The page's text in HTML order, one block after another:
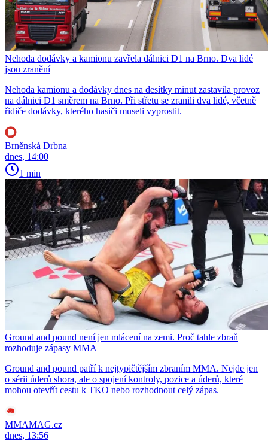
Nehoda dodávky a kamionu zavřela dálnici D1 na Brno. Dva lidé
jsou zranění
Nehoda kamionu a dodávky dnes na desítky minut zastavila provoz
na dálnici D1 směrem na Brno. Při střetu se zranili dva lidé, včetně
řidiče dodávky, kterého hasiči museli vyprostit.
Brněnská Drbna
dnes, 14:00
1 min
Ground and pound není jen mlácení na zemi. Proč tahle zbraň
rozhoduje zápasy MMA
Ground and pound patří k nejtypičtějším zbraním MMA. Nejde jen
o sérii úderů shora, ale o spojení kontroly, pozice a úderů, které
mohou otevřít cestu k TKO nebo rozhodnout celý zápas.
MMAMAG.cz
dnes, 13:56